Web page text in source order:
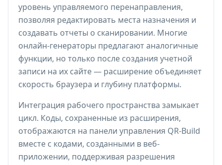
уровень управляемого перенаправления,
позволяя редактировать места назначения и
создавать отчеты о сканировании. Многие
онлайн-генераторы предлагают аналогичные
функции, но только после создания учетной
записи на их сайте — расширение объединяет
скорость браузера и глубину платформы.
Интеграция рабочего пространства замыкает
цикл. Коды, сохраненные из расширения,
отображаются на панели управления QR-Build
вместе с кодами, созданными в веб-
приложении, поддерживая разрешения